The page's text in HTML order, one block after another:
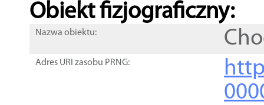
Obiekt fizjograficzny:
Nazwa obiektu:
Adres URI zasobu PRNG: